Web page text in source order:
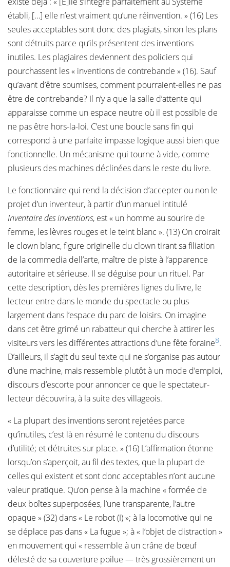
établi, […] elle n’est vraiment qu’une réinvention. » (16) Les
seules acceptables sont donc des plagiats, sinon les plans
sont détruits parce qu’ils présentent des inventions
inutiles. Les plagiaires deviennent des policiers qui
pourchassent les « inventions de contrebande » (16). Sauf
qu’avant d’être soumises, comment pourraient-elles ne pas
être de contrebande? Il n’y a que la salle d’attente qui
apparaisse comme un espace neutre où il est possible de
ne pas être hors-la-loi. C’est une boucle sans fin qui
correspond à une parfaite impasse logique aussi bien que
fonctionnelle. Un mécanisme qui tourne à vide, comme
plusieurs des machines déclinées dans le reste du livre.
Le fonctionnaire qui rend la décision d’accepter ou non le
projet d’un inventeur, à partir d’un manuel intitulé
Inventaire des inventions, est « un homme au sourire de
femme, les lèvres rouges et le teint blanc ». (13) On croirait
le clown blanc, figure originelle du clown tirant sa filiation
de la commedia dell’arte, maître de piste à l’apparence
autoritaire et sérieuse. Il se déguise pour un rituel. Par
cette description, dès les premières lignes du livre, le
lecteur entre dans le monde du spectacle ou plus
largement dans l’espace du parc de loisirs. On imagine
dans cet être grimé un rabatteur qui cherche à attirer les
visiteurs vers les différentes attractions d’une fête foraine8.
D’ailleurs, il s’agit du seul texte qui ne s’organise pas autour
d’une machine, mais ressemble plutôt à un mode d’emploi,
discours d’escorte pour annoncer ce que le spectateur-
lecteur découvrira, à la suite des villageois.
« La plupart des inventions seront rejetées parce
qu’inutiles, c’est là en résumé le contenu du discours
d’utilité; et détruites sur place. » (16) L’affirmation étonne
lorsqu’on s’aperçoit, au fil des textes, que la plupart de
celles qui existent et sont donc acceptables n’ont aucune
valeur pratique. Qu’on pense à la machine « formée de
deux boîtes superposées, l’une transparente, l’autre
opaque » (32) dans « Le robot (I) »; à la locomotive qui ne
se déplace pas dans « La fugue »; à « l’objet de distraction »
en mouvement qui « ressemble à un crâne de bœuf
délesté de sa couverture poilue — très grossièrement un